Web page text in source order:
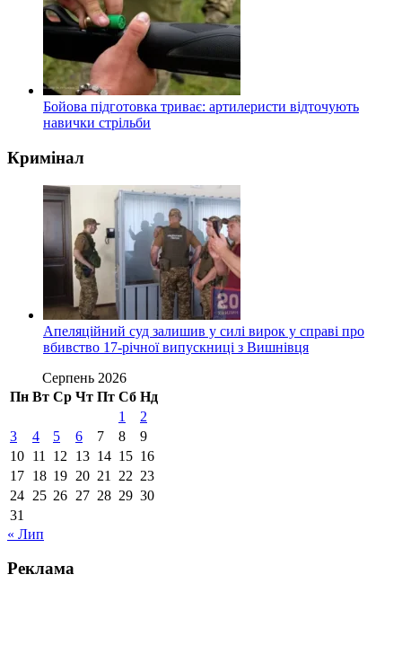
Бойова підготовка триває: артилеристи відточують
навички стрільби
Кримінал
Апеляційний суд залишив у силі вирок у справі про
вбивство 17-річної випускниці з Вишнівця
Серпень 2026
Пн Вт Ср Чт Пт Сб Нд
1
2
3
4 5 6 7 8
9
10 11 12 13 14 15 16
17 18 19 20 21 22 23
24 25 26 27 28 29 30
31
« Лип
Реклама